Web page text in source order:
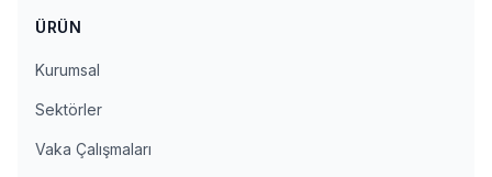
ÜRÜN
Kurumsal
Sektörler
Vaka Çalışmaları